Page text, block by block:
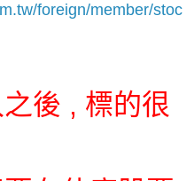
foreign/member/stoc
後 , 標的很